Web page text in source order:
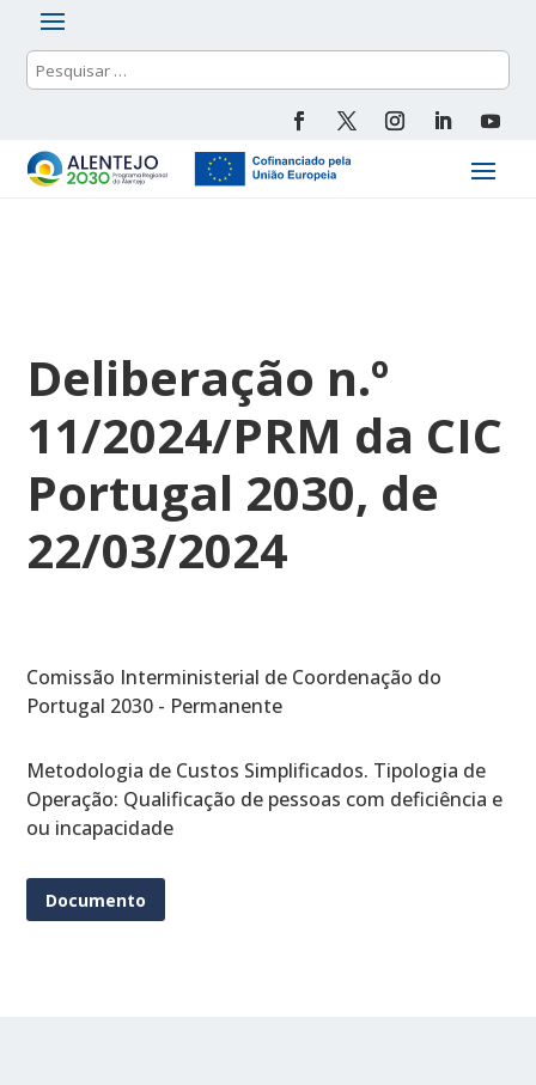
Deliberação n.º
11/2024/PRM da CIC
Portugal 2030, de
22/03/2024
Comissão Interministerial de Coordenação do
Portugal 2030 - Permanente
Metodologia de Custos Simplificados. Tipologia de
Operação: Qualificação de pessoas com deficiência e
ou incapacidade
Documento